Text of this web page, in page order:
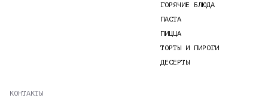
ГОРЯЧИЕ БЛЮДА
ПАСТА
ПИЦЦА
ТОРТЫ И ПИРОГИ
ДЕСЕРТЫ
КОНТАКТЫ